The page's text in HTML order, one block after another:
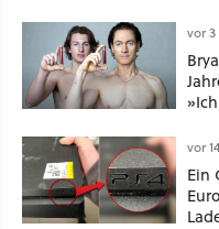
vor
vor
Ein